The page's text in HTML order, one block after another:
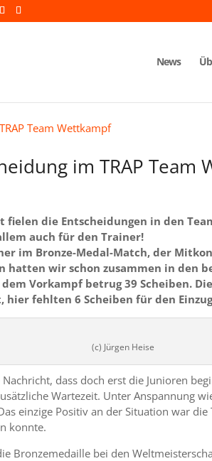
News
im TRAP Team
fielen die Entscheidungen in den
auch für den Trainer!
im Bronze-Medal-Match, der
hatten wir schon zusammen in den
dem Vorkampf betrug 39 Scheiben.
fehlten 6 Scheiben für den
(c) Jürgen Heise
dass doch erst die Junioren
Wartezeit. Unter Anspannung
einzige Positiv an der Situation war die
konnte.
Bronzemedaille bei den